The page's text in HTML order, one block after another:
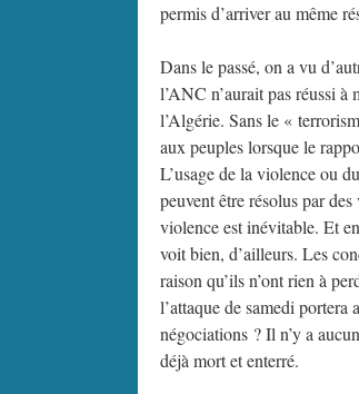
permis d’arriver au même
Dans le passé, on a vu
l’ANC n’aurait pas réussi
l’Algérie. Sans le «
aux peuples lorsque le
L’usage de la violence ou
peuvent être résolus par
violence est inévitable. Et
voit bien, d’ailleurs. Les
raison qu’ils n’ont rien à
l’attaque de samedi
négociations ? Il n’y a
déjà mort et enterré.